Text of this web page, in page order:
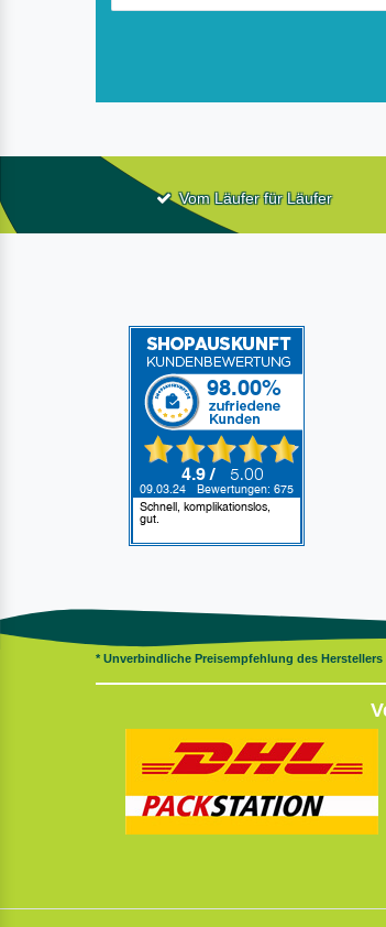
Vom Läufer für Läufer
* Unverbindliche Preisempfehlung des